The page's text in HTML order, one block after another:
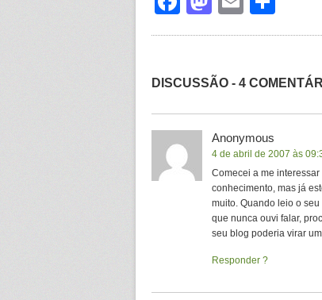
DISCUSSÃO - 4
Anonymous
4 de abril de 2007 às
Comecei a me
conhecimento, mas já
muito. Quando leio o
que nunca ouvi falar,
seu blog poderia virar
Responder